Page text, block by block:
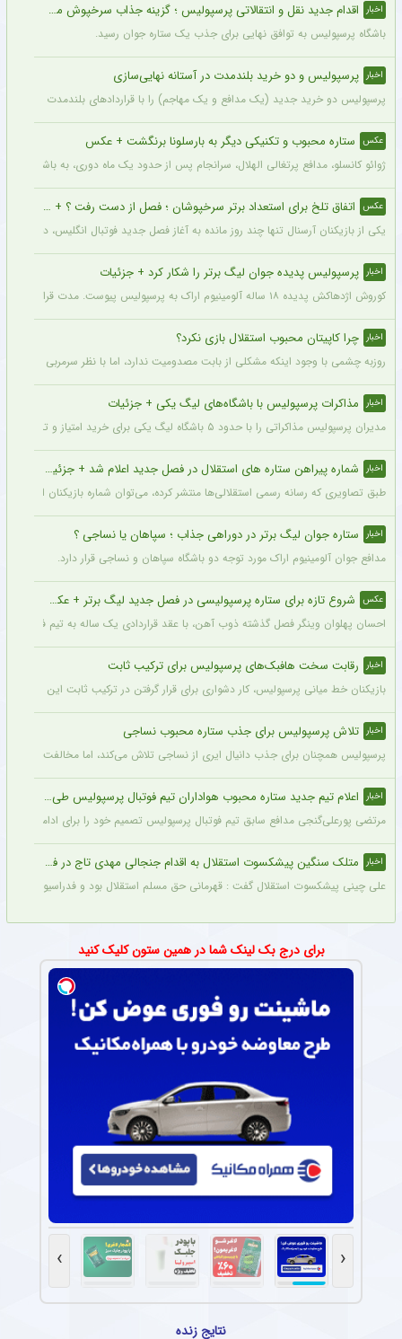
اخبار اقدام جدید نقل و انتقالاتی پرسپولیس ؛ گزینه جذاب سرخپوش می شود؟
باشگاه پرسپولیس به توافق نهایی برای جذب یک ستاره جوان رسید.
اخبار پرسپولیس و دو خرید بلندمدت در آستانه نهایی‌سازی
پرسپولیس دو خرید جدید (یک مدافع و یک مهاجم) را با قراردادهای بلندمدت نهایی کرده
عکس ستاره محبوب و تکنیکی دیگر به بارسلونا برنگشت + عکس
ژوائو کانسلو، مدافع پرتغالی الهلال، سرانجام پس از حدود یک ماه دوری، به باشگاه
عکس اتفاق تلخ برای استعداد برتر سرخپوشان ؛ فصل از دست رفت ؟ + عکس
یکی از بازیکنان آرسنال تنها چند روز مانده به آغاز فصل جدید فوتبال انگلیس، دچار
اخبار پرسپولیس پدیده جوان لیگ برتر را شکار کرد + جزئیات
کوروش اژدهاکش پدیده ۱۸ ساله آلومینیوم اراک به پرسپولیس پیوست. مدت قرارداد اژدهاکش با پرسپولیس به مدت ۴ سال است.
اخبار چرا کاپیتان محبوب استقلال بازی نکرد؟
روزبه چشمی با وجود اینکه مشکلی از بابت مصدومیت ندارد، اما با نظر سرمربی استقلال
اخبار مذاکرات پرسپولیس با باشگاه‌های لیگ یکی + جزئیات
مدیران پرسپولیس مذاکراتی را با حدود ۵ باشگاه لیگ یکی برای خرید امتیاز و تشکیل تیم «ب» آغاز کرده‌اند.
اخبار شماره پیراهن ستاره های استقلال در فصل جدید اعلام شد + جزئیات
طبق تصاویری که رسانه رسمی استقلالی‌ها منتشر کرده، می‌توان شماره بازیکنان این
اخبار ستاره جوان لیگ برتر در دوراهی جذاب ؛ سپاهان یا نساجی ؟
مدافع جوان آلومینیوم اراک مورد توجه دو باشگاه سپاهان و نساجی قرار دارد.
عکس شروع تازه برای ستاره پرسپولیسی در فصل جدید لیگ برتر + عکس
احسان پهلوان وینگر فصل گذشته ذوب آهن، با عقد قراردادی یک ساله به تیم فجر
اخبار رقابت سخت هافبک‌های پرسپولیس برای ترکیب ثابت
بازیکنان خط میانی پرسپولیس، کار دشواری برای قرار گرفتن در ترکیب ثابت این تیم
اخبار تلاش پرسپولیس برای جذب ستاره محبوب نساجی
پرسپولیس همچنان برای جذب دانیال ایری از نساجی تلاش می‌کند، اما مخالفت
اخبار اعلام تیم جدید ستاره محبوب هواداران تیم فوتبال پرسپولیس طی ۴۸ ساعت آینده
مرتضی پورعلی‌گنجی مدافع سابق تیم فوتبال پرسپولیس تصمیم خود را برای ادامه
اخبار متلک سنگین پیشکسوت استقلال به اقدام جنجالی مهدی تاج در فدراسیون فوتبال
علی چینی پیشکسوت استقلال گفت : قهرمانی حق مسلم استقلال بود و فدراسیون باید آن
برای درج بک لینک شما در همین ستون کلیک کنید
‹
›
نتایج زنده